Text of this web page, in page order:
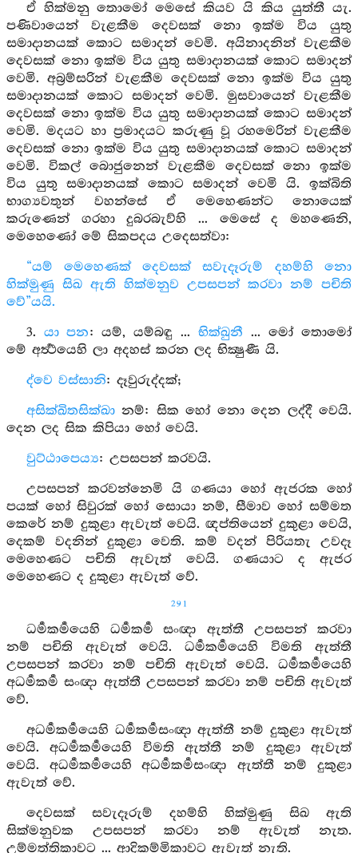
ඒ හික්මනු තොමෝ මෙසේ කියව යි කිය යුත්තී යැ.
පණිවායෙන් වැළකීම දෙවසක් නො ඉක්ම විය යුතු
සමාදානයක් කොට සමාදන් වෙමි. අයිනාදනින් වැළකීම
දෙවසක් නො ඉක්ම විය යුතු සමාදානයක් කොට සමාදන්
වෙමි. අබ්‍රම්සරින් වැළකීම දෙවසක් නො ඉක්ම විය යුතු
සමාදානයක් කොට සමාදන් වෙමි. මුසවායෙන් වැළකීම
දෙවසක් නො ඉක්ම විය යුතු සමාදානයක් කොට සමාදන්
වෙමි. මදයට හා ප්‍රමාදයට කරුණු වූ රහමෙරින් වැළකීම
දෙවසක් නො ඉක්ම විය යුතු සමාදානයක් කොට සමාදන්
වෙමි. විකල් බොජුනෙන් වැළකීම දෙවසක් නො ඉක්ම
විය යුතු සමාදානයක් කොට සමාදන් වෙමි යි. ඉක්බිති
භාග්‍යවතුන් වහන්සේ ඒ මෙහෙණන්ට නොයෙක්
කරුණෙන් ගරහා දුබරබැව්හි ... මෙසේ ද මහණෙනි,
මෙහෙණෝ මේ සිකපදය උදෙසත්වා:
“යම් මෙහෙණක් දෙවසක් සවැදෑරුම් දහම්හි නො
හික්මුණු සිඛ ඇති හික්මනුව උපසපන් කරවා නම් පචිති
වේ”යයි.
3. යා පන: යම්, යම්බඳු ...භික්ඛුනී ... මෝ තොමෝ
මේ අර්‍ත්‍ථයෙහි ලා අදහස් කරන ලද භික්‍ෂුණී යි.
ද්වෙ වස්සානි: දෑවුරුද්දක්;
අසික්ඛිතසික්ඛානම්: සික හෝ නො දෙන ලද්දී වෙයි.
දෙන ලද සික කිපියා හෝ වෙයි.
වුට්ඨාපෙය්‍ය: උපසපන් කරවයි.
උපසපන් කරවන්නෙමි යි ගණයා හෝ ඇජරක හෝ
පයක් හෝ සිවුරක් හෝ සොයා නම්, සීමාව හෝ සම්මත
කෙරේ නම් දුකුළා ඇවැත් වෙයි. ඥප්තියෙන් දුකුළා වෙයි,
දෙකම් වදනින් දුකුළා වෙති. කම් වදන් පිරියතැ උවදෑ
මෙහෙණට පචිති ඇවැත් වෙයි. ගණයාට ද ඇජර
මෙහෙණට ද දුකුළා ඇවැත් වේ.
291
ධර්‍මකර්‍මයෙහි ධර්‍මකර්‍ම සංඥා ඇත්තී උපසපන් කරවා
නම් පචිති ඇවැත් වෙයි. ධර්‍මකර්‍මයෙහි විමති ඇත්තී
උපසපන් කරවා නම් පචිති ඇවැත් වෙයි. ධර්‍මකර්‍මයෙහි
අධර්‍මකර්‍ම සංඥා ඇත්තී උපසපන් කරවා නම් පචිති ඇවැත්
වේ.
අධර්‍මකර්‍මයෙහි ධර්‍මකර්‍මසංඥා ඇත්තී නම් දුකුළා ඇවැත්
වෙයි. අධර්‍මකර්‍මයෙහි විමති ඇත්තී නම් දුකුළා ඇවැත්
වෙයි. අධර්‍මකර්‍මයෙහි අධර්‍මකර්‍මසංඥා ඇත්තී නම් දුකුළා
ඇවැත් වේ.
දෙවසක් සවැදෑරුම් දහම්හි හික්මුණු සිඛ ඇති
සික්මනුවක උපසපන් කරවා නම් ඇවැත් නැත.
උම්මත්තිකාවට ... ආදිකම්මිකාවට ඇවැත් නැති.